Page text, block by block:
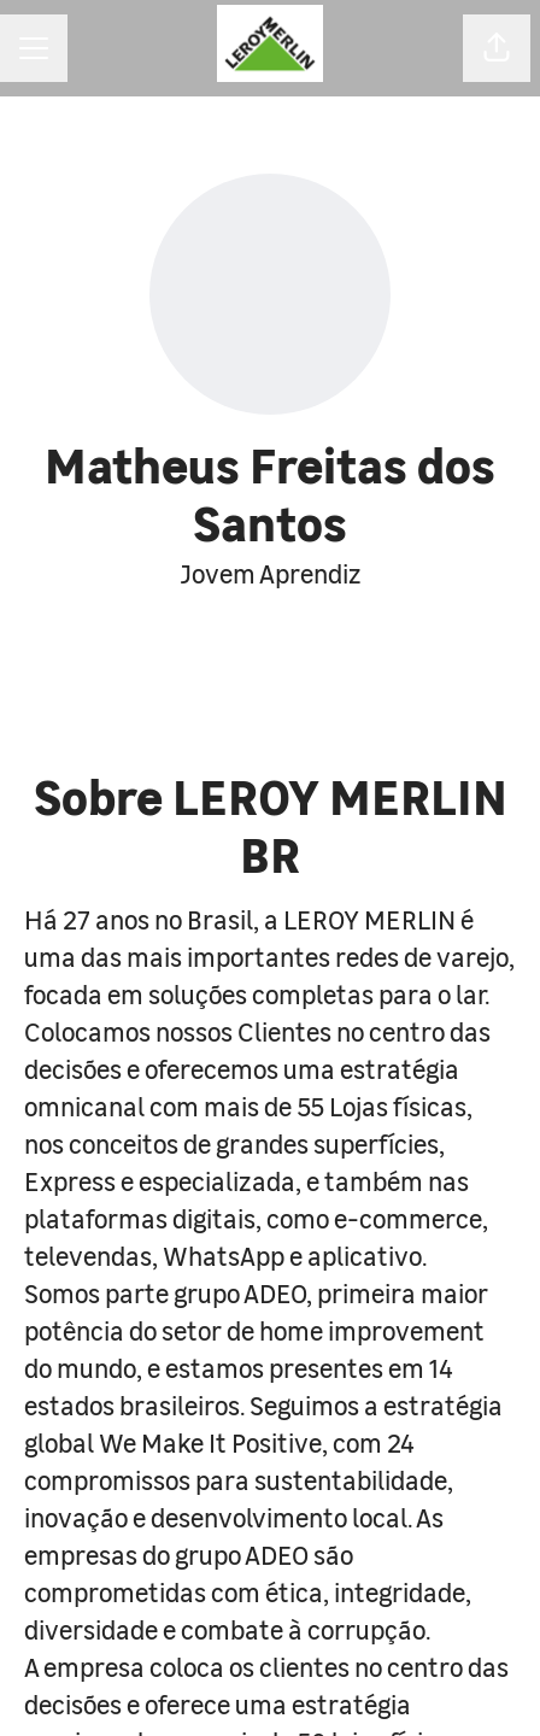
Matheus Freitas dos
Santos
Jovem Aprendiz
Sobre LEROY MERLIN
BR
Há 27 anos no Brasil, a LEROY MERLIN é
uma das mais importantes redes de varejo,
focada em soluções completas para o lar.
Colocamos nossos Clientes no centro das
decisões e oferecemos uma estratégia
omnicanal com mais de 55 Lojas físicas,
nos conceitos de grandes superfícies,
Express e especializada, e também nas
plataformas digitais, como e-commerce,
televendas, WhatsApp e aplicativo.
Somos parte grupo ADEO, primeira maior
potência do setor de home improvement
do mundo, e estamos presentes em 14
estados brasileiros. Seguimos a estratégia
global We Make It Positive, com 24
compromissos para sustentabilidade,
inovação e desenvolvimento local. As
empresas do grupo ADEO são
comprometidas com ética, integridade,
diversidade e combate à corrupção.
A empresa coloca os clientes no centro das
decisões e oferece uma estratégia